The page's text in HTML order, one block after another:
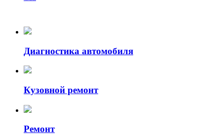
Диагностика автомобиля
Кузовной ремонт
Ремонт